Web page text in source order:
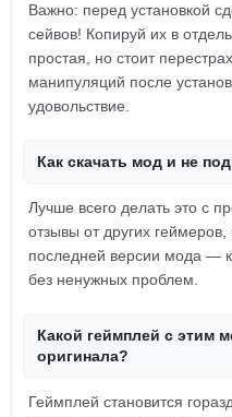
Важно: перед установкой
сейвов! Копируй их в
простая, но стоит
манипуляций после
удовольствие.
Как скачать мод и не
Лучше всего делать это с
отзывы от других
последней версии мода —
без ненужных проблем.
Какой геймплей с этим
оригинала?
Геймплей становится